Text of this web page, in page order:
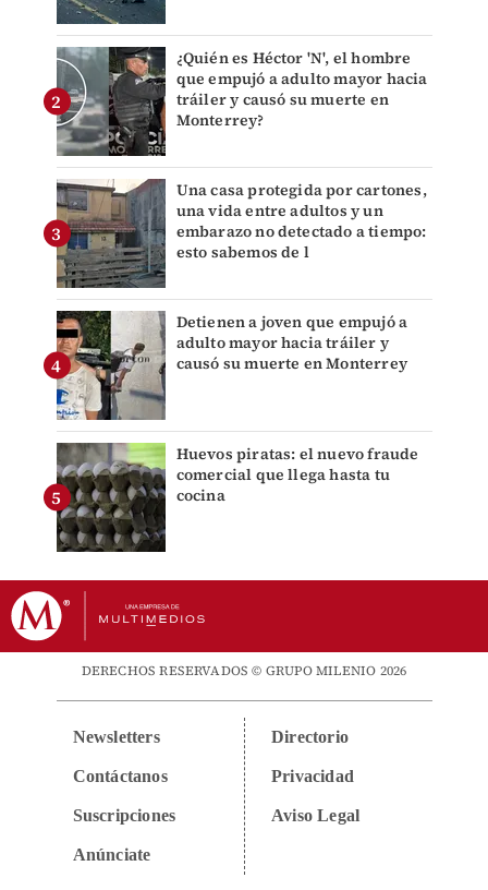
¿Quién es Héctor 'N', el hombre
que empujó a adulto mayor hacia
tráiler y causó su muerte en
Monterrey?
Una casa protegida por cartones,
una vida entre adultos y un
embarazo no detectado a tiempo:
esto sabemos de l
Detienen a joven que empujó a
adulto mayor hacia tráiler y
causó su muerte en Monterrey
Huevos piratas: el nuevo fraude
comercial que llega hasta tu
cocina
DERECHOS RESERVADOS © GRUPO MILENIO 2026
Newsletters
Contáctanos
Suscripciones
Anúnciate
Directorio
Privacidad
Aviso Legal